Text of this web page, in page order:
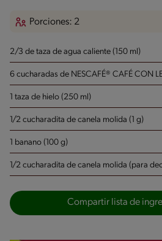
Porciones: 2
2/3 de taza de agua caliente (150 ml)
6 cucharadas de NESCAFÉ® CAFÉ CON
1 taza de hielo (250 ml)
1/2 cucharadita de canela molida (1 g)
1 banano (100 g)
1/2 cucharadita de canela molida (para
Compartir lista de